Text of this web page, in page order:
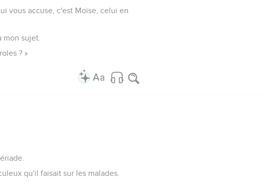
vous accuse, c'est Moïse, celui en
mon sujet.
? »
qu'il faisait sur les malades.